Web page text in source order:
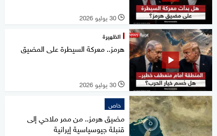
l 30 يوليو 2026
الظهيرة
هرمز.. معركة السيطرة على المضيق
l 30 يوليو 2026
خاص
مضيق هرمز.. من ممر ملاحي إلى
قنبلة جيوسياسية إيرانية